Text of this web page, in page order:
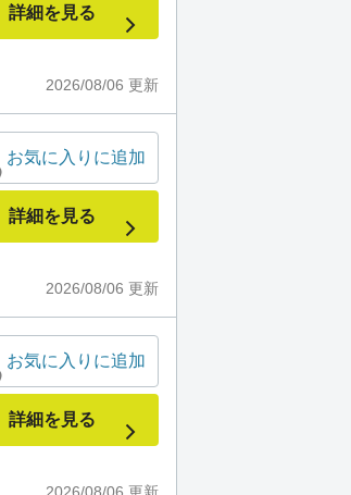
2026/08/06 更新
詳細を見る
2026/08/06 更新
お気に入りに追加
詳細を見る
お気に入りに追加
詳細を見る